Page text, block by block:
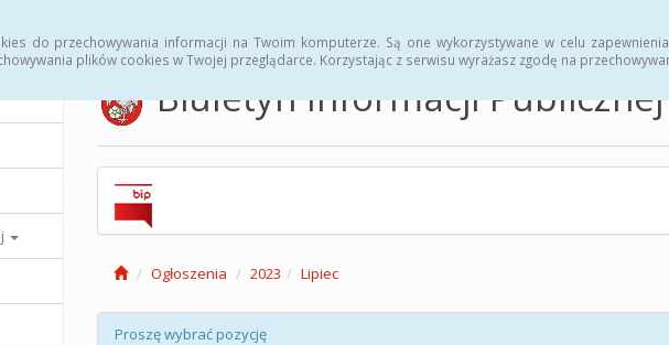
do przechowywania informacji na Twoim komputerze. Są one wykorzystywane w celu
plików cookies w Twojej przeglądarce. Korzystając z serwisu wyrażasz zgodę na
Biuletyn Informacji Publicznej
Ogłoszenia 2023 Lipiec
Proszę wybrać pozycję